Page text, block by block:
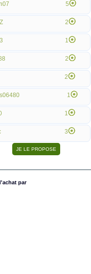
5
2
1
2
2
1
1
3
par